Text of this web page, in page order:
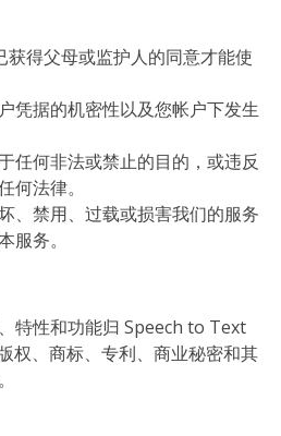
获得父母或监护人的同意才能使
凭据的机密性以及您帐户下发生
任何非法或禁止的目的，或违反
何法律。
、禁用、过载或损害我们的服务
服务。
特性和功能归 Speech to Text
权、商标、专利、商业秘密和其